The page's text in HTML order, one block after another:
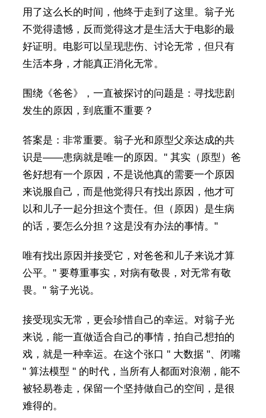
用了这么长的时间，他终于走到了这里。翁子光
不觉得遗憾，反而觉得这才是生活大于电影的最
好证明。电影可以呈现悲伤、讨论无常，但只有
生活本身，才能真正消化无常。
围绕《爸爸》，一直被探讨的问题是：寻找悲剧
发生的原因，到底重不重要？
答案是：非常重要。翁子光和原型父亲达成的共
识是——患病就是唯一的原因。" 其实（原型）爸
爸好想有一个原因，不是说他真的需要一个原因
来说服自己，而是他觉得只有找出原因，他才可
以和儿子一起分担这个责任。但（原因）是生病
的话，要怎么分担？这是没有办法的事情。"
唯有找出原因并接受它，对爸爸和儿子来说才算
公平。" 要尊重事实，对病有敬畏，对无常有敬
畏。" 翁子光说。
接受现实无常，更会珍惜自己的幸运。对翁子光
来说，能一直做适合自己的事情，拍自己想拍的
戏，就是一种幸运。在这个张口 " 大数据 "、闭嘴
" 算法模型 " 的时代，当所有人都面对浪潮，能不
被轻易卷走，保留一个坚持做自己的空间，是很
难得的。